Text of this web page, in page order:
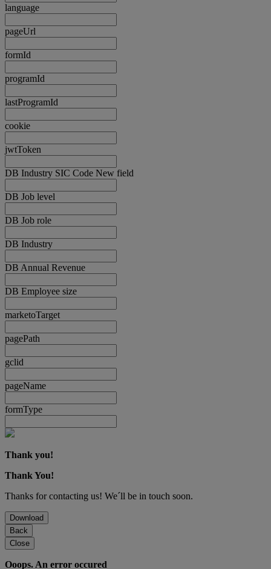
language
pageUrl
formId
programId
lastProgramId
cookie
jwtToken
DB Industry SIC Code New field
DB Job level
DB Job role
DB Industry
DB Annual Revenue
DB Employee size
marketoTarget
pagePath
gclid
pageName
formType
Thank you!
Thank You!
Thanks for contacting us! We´ll be in touch soon.
Download
Back
Close
Ooops. An error occured